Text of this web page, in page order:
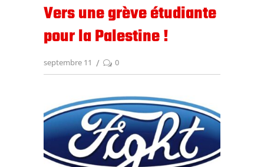
Vers une grève étudiante
pour la Palestine !
septembre 11 0